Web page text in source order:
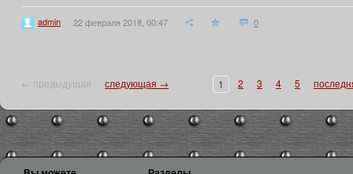
admin 22 февраля 2018, 00:47 0
← предыдущая следующая → 1 2 3 4 5